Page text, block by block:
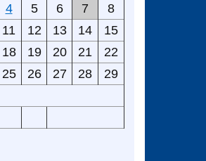
4 5 6 7
8
11 12 13 14
15
18 19 20 21
22
25 26 27 28
29